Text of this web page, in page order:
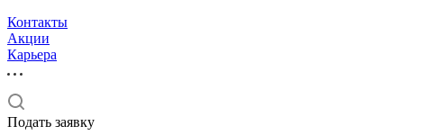
Контакты
Акции
Карьера
Подать заявку